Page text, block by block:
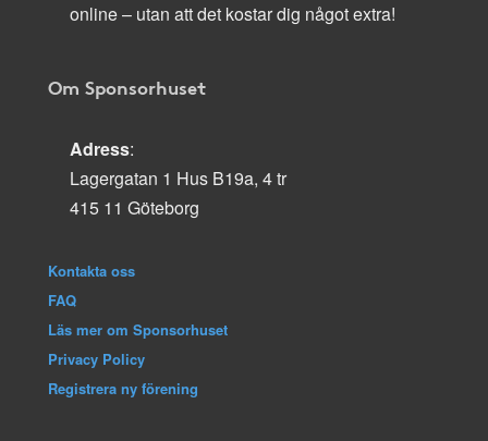
online – utan att det kostar dig något extra!
Om Sponsorhuset
Adress:
Lagergatan 1 Hus B19a, 4 tr
415 11 Göteborg
Kontakta oss
FAQ
Läs mer om Sponsorhuset
Privacy Policy
Registrera ny förening